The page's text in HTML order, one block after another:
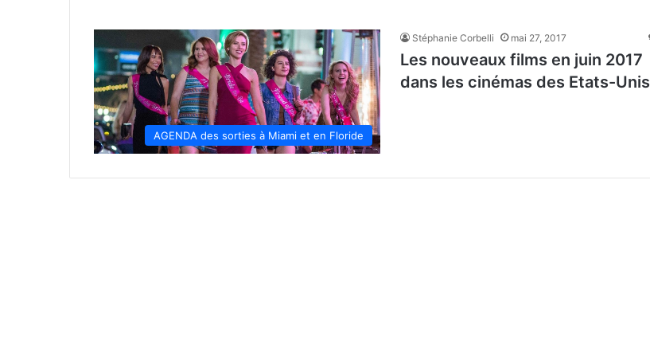
AGENDA des sorties à Miami et en Floride
Stéphanie Corbelli mai 27, 2017
Les nouveaux films en juin 2017
dans les cinémas des Etats-Unis